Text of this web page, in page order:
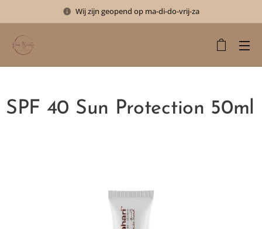
Wij zijn geopend op ma-di-do-vrij-za
SPF 40 Sun Protection 50ml